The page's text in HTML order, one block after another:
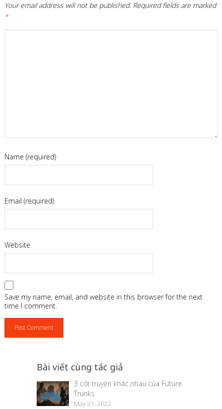
Your email address will not be published. Required fields are marked
*
Name (required)
Email (required)
Website
Save my name, email, and website in this browser for the next
time I comment.
Bài viết cùng tác giả
3 cốt truyện khác nhau của Future
Trunks
May 31, 2022